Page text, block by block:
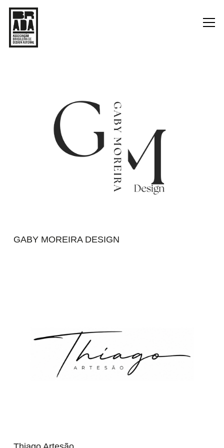
GABY MOREIRA DESIGN